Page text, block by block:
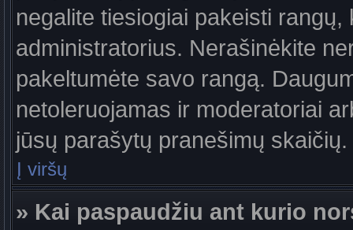
negalite tiesiogiai pakeisti
administratorius. Nerašinėkite
pakeltumėte savo rangą.
netoleruojamas ir moderatoriai
jūsų parašytų pranešimų skaičių.
Į viršų
» Kai paspaudžiu ant kurio